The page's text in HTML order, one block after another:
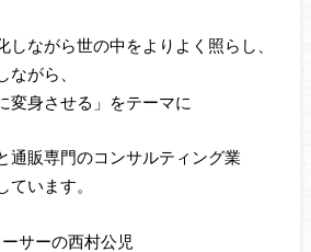
しながら世の中をよりよく照らし、
がら、
変身させる」をテーマに
通販専門のコンサルティング業
ています。
サーの西村公児